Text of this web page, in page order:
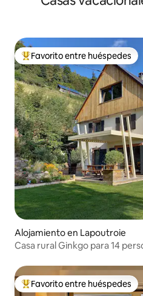
Favorito entre huéspedes
Favorito entre huéspedes
Alojamiento en Lapoutroie
Casa rural Ginkgo para 14
Favorito entre huéspedes
Favorito entre huéspedes